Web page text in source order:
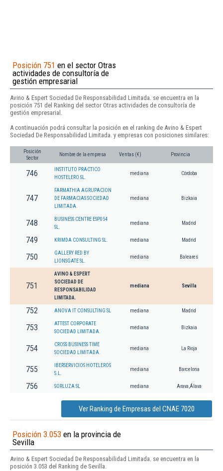
Posición 751 en el sector Otras
actividades de consultoría de
gestión empresarial
Avino & Espert Sociedad De Responsabilidad Limitada. se encuentra en la
posición 751 del Ranking del sector Otras actividades de consultoría de
gestión empresarial.
A continuación podrá consultar la posición en el ranking de Avino & Espert
Sociedad De Responsabilidad Limitada. y empresas con posiciones similares:
Posición
Sector
Nombre de la empresa Ventas (€) Provincia
746
INSTITUTO PRACTICO
HOSTELERO SL.
mediana Córdoba
747
FARMATHIA AGRUPACION
DE FARMACIAS SOCIEDAD
LIMITADA.
mediana Bizkaia
748
BUSINESS CENTRE ESP054
SL.
mediana Madrid
749 KRIMDA CONSULTING SL. mediana Madrid
750
GALLERY RED BY
LIONSGATE SL.
mediana Baleares
751
AVINO & ESPERT
SOCIEDAD DE
RESPONSABILIDAD
LIMITADA.
mediana Sevilla
752 ANOVA IT CONSULTING SL mediana Madrid
753
ATTEST CORPORATE
SOCIEDAD LIMITADA.
mediana Bizkaia
754
CROSS BUSINESS TIME
SOCIEDAD LIMITADA.
mediana La Rioja
755
IBERSERVICIOS HOTELEROS
S.L.
mediana Barcelona
756 SORLUZA SL mediana Arava,Álava
Ver Ranking de Empresas del CNAE 7020
Posición 3.053 en la provincia de
Sevilla
Avino & Espert Sociedad De Responsabilidad Limitada. se encuentra en la
posición 3.053 del Ranking de Sevilla.